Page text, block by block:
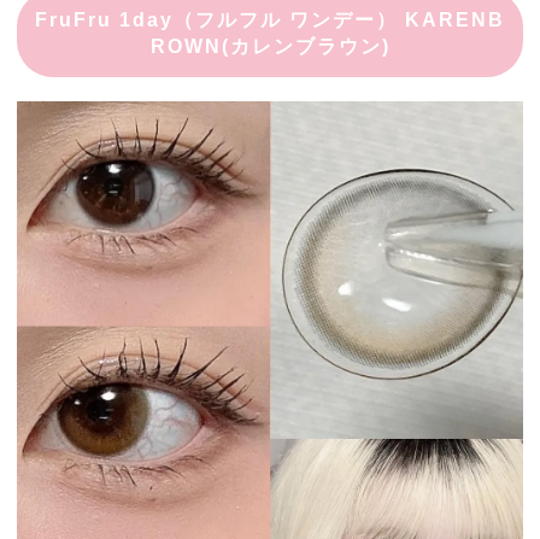
FruFru 1day（フルフル ワンデー） KARENB
ROWN(カレンブラウン)